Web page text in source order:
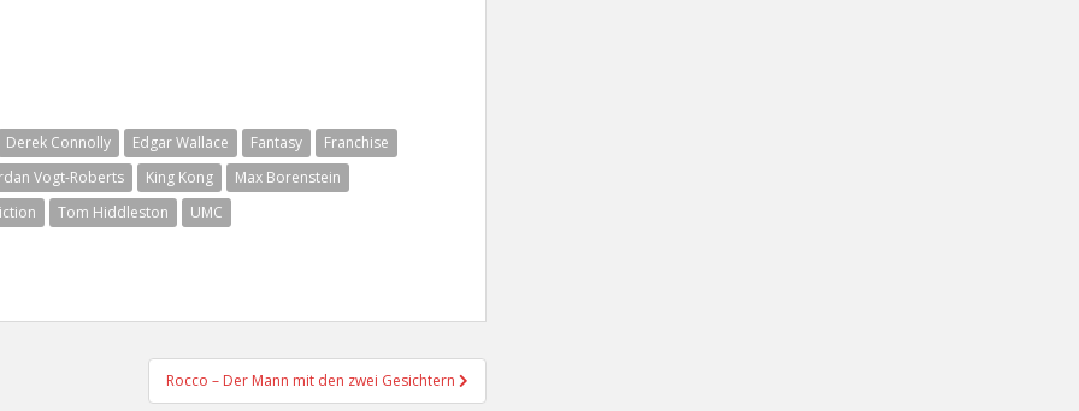
Derek Connolly Edgar Wallace Fantasy
Franchise
Vogt-Roberts King Kong
Max Borenstein
Tom Hiddleston
UMC
Rocco – Der Mann mit den zwei Gesichtern